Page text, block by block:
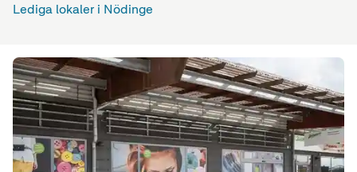
Lediga lokaler i Nödinge